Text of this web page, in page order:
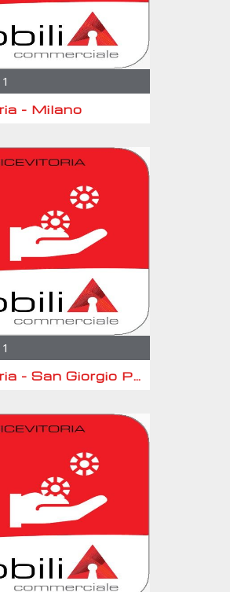
1
- Milano
1
Tabaccheria Ricevitoria - San Giorgio Piacentino